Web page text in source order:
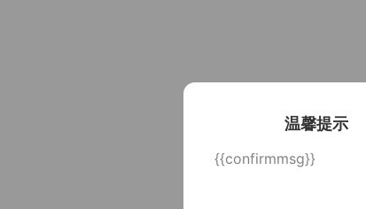
温馨提示
{{confirmmsg}}